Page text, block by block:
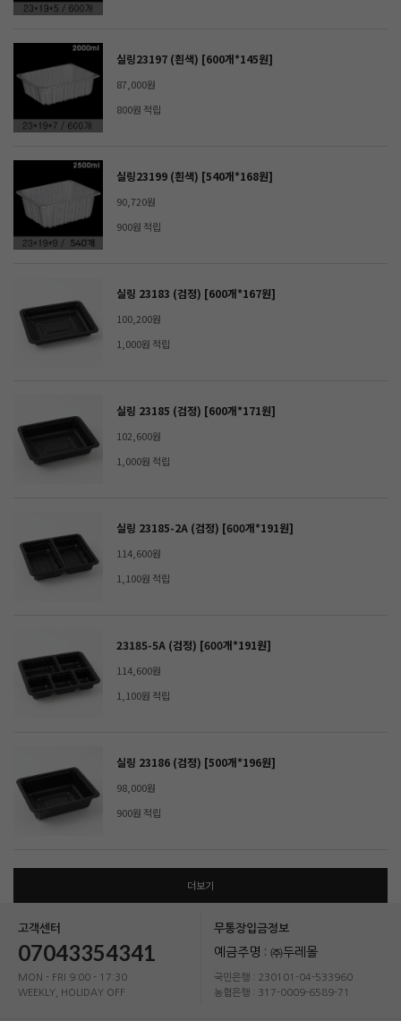
실링23197 (흰색) [600개*145원]
87,000원
800원 적립
실링23199 (흰색) [540개*168원]
90,720원
900원 적립
실링 23183 (검정) [600개*167원]
100,200원
1,000원 적립
실링 23185 (검정) [600개*171원]
102,600원
1,000원 적립
실링 23185-2A (검정) [600개*191원]
114,600원
1,100원 적립
23185-5A (검정) [600개*191원]
114,600원
1,100원 적립
실링 23186 (검정) [500개*196원]
98,000원
900원 적립
더보기
고객센터
07043354341
MON - FRI 9:00 - 17:30
WEEKLY, HOLIDAY OFF
무통장입금정보
예금주명 : ㈜두레몰
국민은행 : 230101-04-533960
농협은행 : 317-0009-6589-71